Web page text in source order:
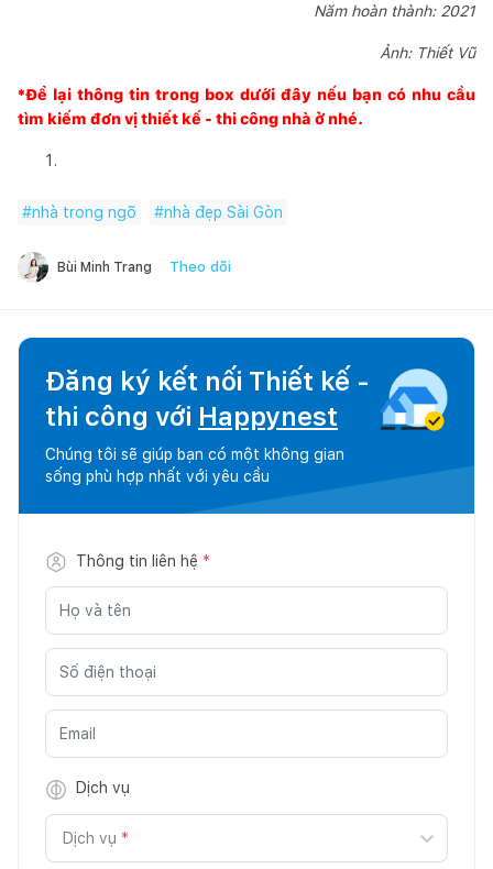
Năm hoàn thành: 2021
Ảnh: Thiết Vũ
*Để lại thông tin trong box dưới đây nếu bạn có nhu cầu
tìm kiếm đơn vị thiết kế - thi công nhà ở nhé.
#nhà trong ngõ #nhà đẹp Sài Gòn
Bùi Minh Trang Theo dõi
Đăng ký kết nối Thiết kế -
thi công với Happynest
Chúng tôi sẽ giúp bạn có một không gian
sống phù hợp nhất với yêu cầu
Thông tin liên hệ *
Dịch vụ
Dịch vụ *